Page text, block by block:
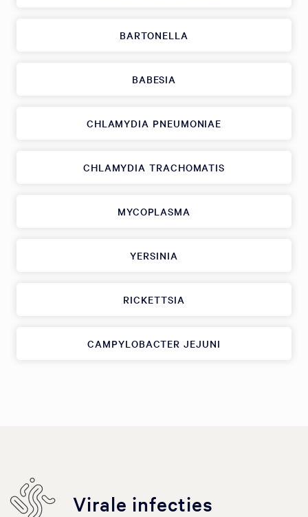
BARTONELLA
BABESIA
CHLAMYDIA PNEUMONIAE
CHLAMYDIA TRACHOMATIS
MYCOPLASMA
YERSINIA
RICKETTSIA
CAMPYLOBACTER JEJUNI
Virale infecties